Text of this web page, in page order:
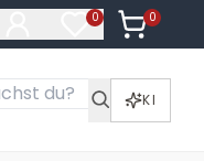
0
Artikel im
0
Artikel
KI